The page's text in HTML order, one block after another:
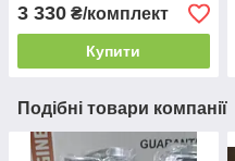
3 330 ₴/комплект
Купити
Подібні товари компанії